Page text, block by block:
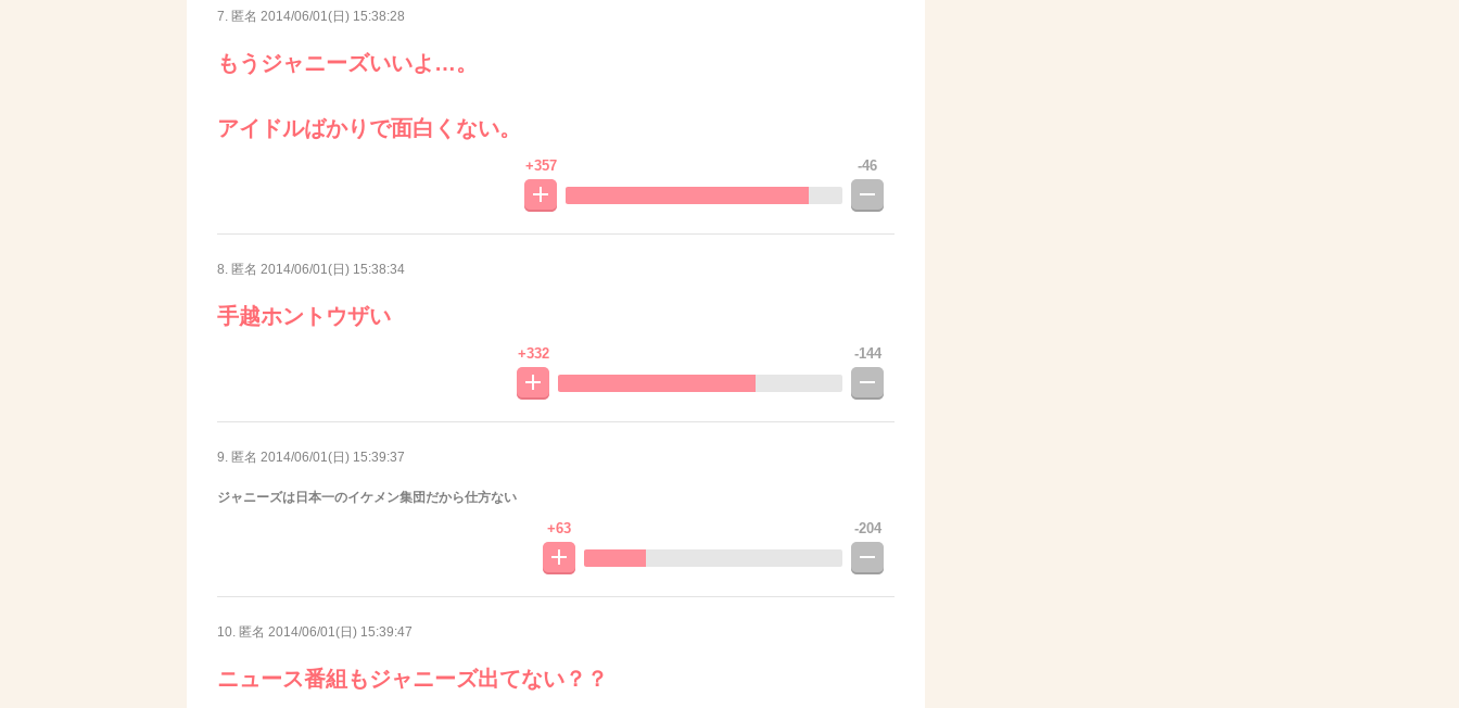
7. 匿名 2014/06/01(日) 15:38:28
もうジャニーズいいよ…。
アイドルばかりで面白くない。
+357 -46
8. 匿名 2014/06/01(日) 15:38:34
手越ホントウザい
+332 -144
9. 匿名 2014/06/01(日) 15:39:37
ジャニーズは日本一のイケメン集団だから仕方ない
+63 -204
10. 匿名 2014/06/01(日) 15:39:47
ニュース番組もジャニーズ出てない？？